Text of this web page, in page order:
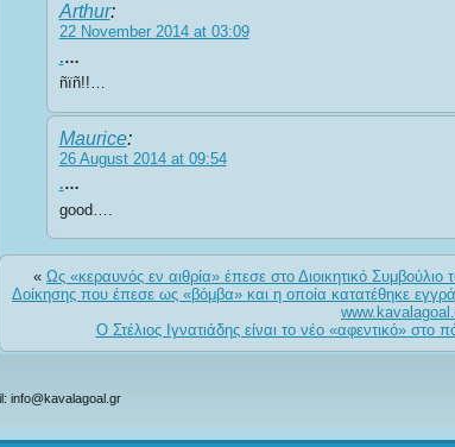
Arthur:
22 November 2014 at 03:09
.…
ñïñ!!…
Maurice:
26 August 2014 at 09:54
.…
good….
« Ως «κεραυνός εν αιθρία» έπεσε στο Διοικητικό
Δοίκησης που έπεσε ως «βόμβα» και η οποία κατατέθηκε
Ο Στέλιος Ιγνατιάδης είναι το νέο «αφεντικό»
info@kavalagoal.gr